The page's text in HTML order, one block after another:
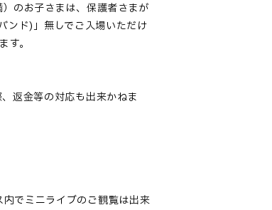
のお子さまは、保護者さまが
ンド)」無しでご入場いただけ
。
返金等の対応も出来かねま
でミニライブのご観覧は出来